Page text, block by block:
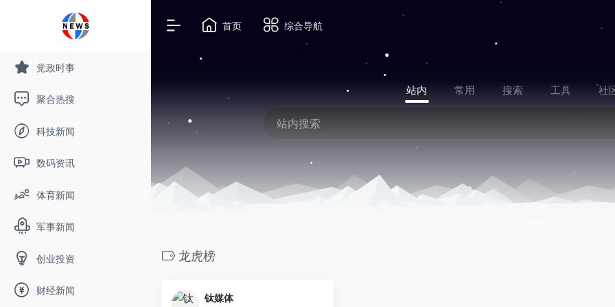
党政时事
聚合热搜
科技新闻
数码资讯
体育新闻
军事新闻
创业投资
财经新闻
首页 综合导航
站内 常用 搜索 工具 社
龙虎榜
钛媒体